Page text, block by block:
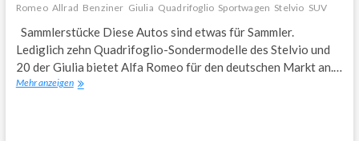
Romeo Allrad Benziner Giulia Quadrifoglio Sportwagen Stelvio SUV
Sammlerstücke Diese Autos sind etwas für Sammler.
Lediglich zehn Quadrifoglio-Sondermodelle des Stelvio und
20 der Giulia bietet Alfa Romeo für den deutschen Markt an.…
Mehr anzeigenAlfa